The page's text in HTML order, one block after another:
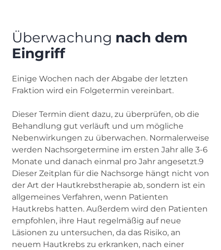
Überwachung nach dem
Eingriff
Einige Wochen nach der Abgabe der letzten
Fraktion wird ein Folgetermin vereinbart.
Dieser Termin dient dazu, zu überprüfen, ob die
Behandlung gut verläuft und um mögliche
Nebenwirkungen zu überwachen. Normalerweise
werden Nachsorgetermine im ersten Jahr alle 3-6
Monate und danach einmal pro Jahr angesetzt.9
Dieser Zeitplan für die Nachsorge hängt nicht von
der Art der Hautkrebstherapie ab, sondern ist ein
allgemeines Verfahren, wenn Patienten
Hautkrebs hatten. Außerdem wird den Patienten
empfohlen, ihre Haut regelmäßig auf neue
Läsionen zu untersuchen, da das Risiko, an
neuem Hautkrebs zu erkranken, nach einer